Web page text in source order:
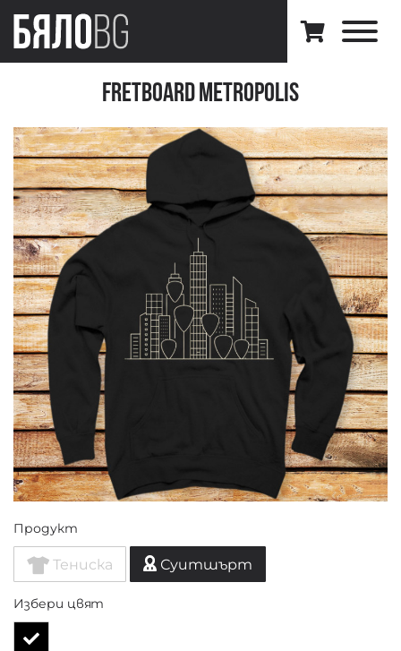
Fretboard Metropolis
Продукт
Тениска Суитшърт
Избери цвят